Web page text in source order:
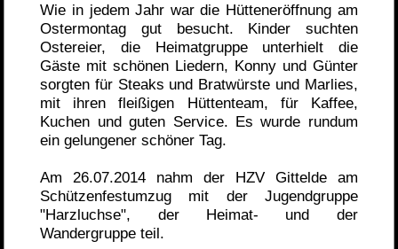
Wie in jedem Jahr war die Hütteneröffnung am
Ostermontag gut besucht. Kinder suchten
Ostereier, die Heimatgruppe unterhielt die
Gäste mit schönen Liedern, Konny und Günter
sorgten für Steaks und Bratwürste und Marlies,
mit ihren fleißigen Hüttenteam, für Kaffee,
Kuchen und guten Service. Es wurde rundum
ein gelungener schöner Tag.
Am 26.07.2014 nahm der HZV Gittelde am
Schützenfestumzug mit der Jugendgruppe
"Harzluchse", der Heimat- und der
Wandergruppe teil.